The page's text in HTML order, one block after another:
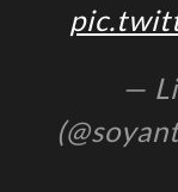
—